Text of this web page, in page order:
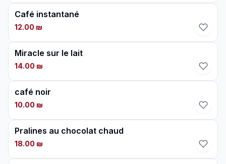
Café instantané
12.00 ₪
Miracle sur le lait
14.00 ₪
café noir
10.00 ₪
Pralines au chocolat chaud
18.00 ₪